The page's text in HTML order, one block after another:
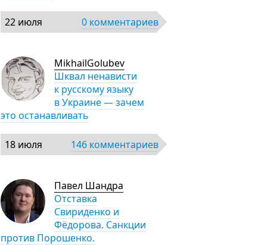
22 июля 0 комментариев
MikhailGolubev
Шквал ненависти
к русскому языку
в Украине — зачем
это останавливать
18 июля 146 комментариев
Павел Шандра
Отставка
Свириденко и
Фёдорова. Санкции
против Порошенко.